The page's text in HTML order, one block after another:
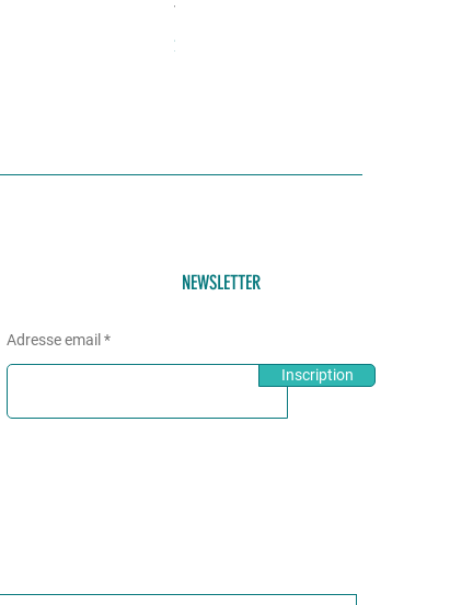
Trousse
Prix
25.00 CHF
NEWSLETTER
Adresse email
Inscription